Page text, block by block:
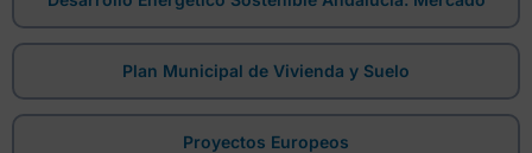
Plan Municipal de Vivienda y Suelo
Proyectos Europeos